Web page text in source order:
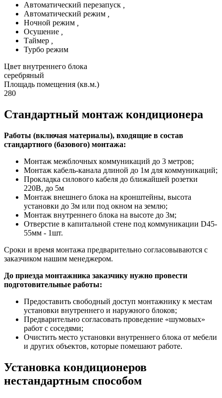
Автоматический перезапуск
Автоматический режим
Ночной режим
Осушение
Таймер
Турбо режим
Цвет внутреннего блока
серебряный
Площадь помещения (кв.м.)
280
Стандартный монтаж кондиционера
Работы (включая материалы), входящие в состав
стандартного (базового) монтажа:
Монтаж межблочных коммуникаций до 3 метров;
Монтаж кабель-канала длиной до 1м для коммуникаций;
Прокладка силового кабеля до ближайшей розетки
220В, до 5м
Монтаж внешнего блока на кронштейны, высота
установки до 3м или под окном на землю;
Монтаж внутреннего блока на высоте до 3м;
Отверстие в капитальной стене под коммуникации D45-
55мм - 1шт.
Сроки и время монтажа предварительно согласовываются с
заказчиком нашим менеджером.
До приезда монтажника заказчику нужно провести
подготовительные работы:
Предоставить свободный доступ монтажнику к местам
установки внутреннего и наружного блоков;
Предварительно согласовать проведение «шумовых»
работ с соседями;
Очистить место установки внутреннего блока от мебели
и других объектов, которые помешают работе.
Установка кондиционеров
нестандартным способом